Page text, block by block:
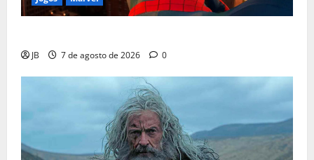
JB 7 de agosto de 2026 0